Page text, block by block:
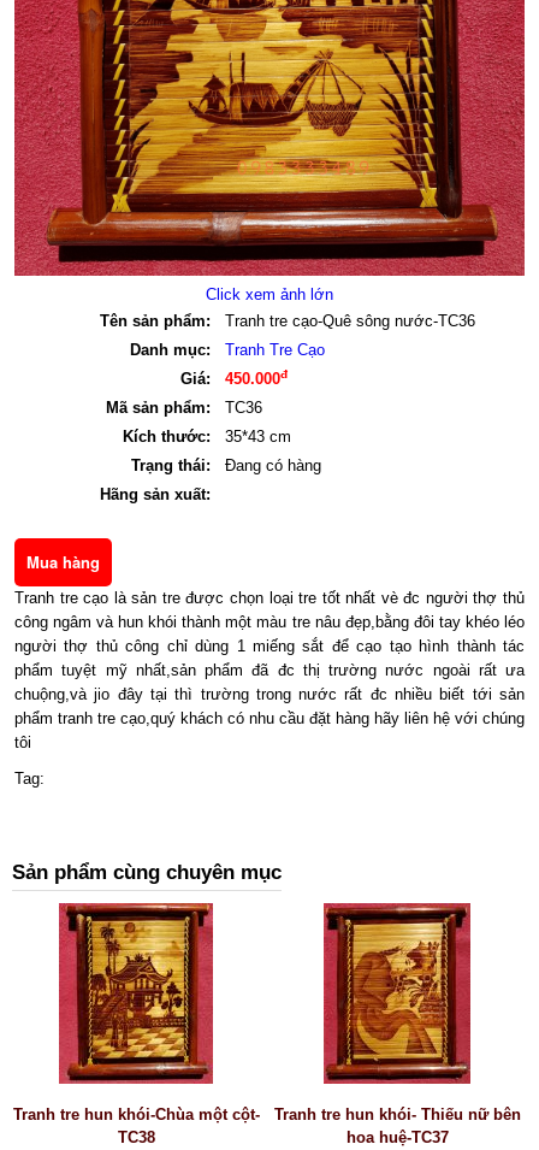
Click xem ảnh lớn
Tên sản phẩm:
Tranh tre cạo-Quê sông nước-TC36
Danh mục:
Tranh Tre Cạo
Giá:
450.000đ
Mã sản phẩm:
TC36
Kích thước:
35*43 cm
Trạng thái:
Đang có hàng
Hãng sản xuất:
Tranh tre cạo là sản tre được chọn loại tre tốt nhất vè đc người thợ thủ
công ngâm và hun khói thành một màu tre nâu đẹp,bằng đôi tay khéo léo
người thợ thủ công chỉ dùng 1 miếng sắt để cạo tạo hình thành tác
phẩm tuyệt mỹ nhất,sản phẩm đã đc thị trường nước ngoài rất ưa
chuộng,và jio đây tại thì trường trong nước rất đc nhiều biết tới sản
phẩm tranh tre cạo,quý khách có nhu cầu đặt hàng hãy liên hệ với chúng
tôi
Tag:
Sản phẩm cùng chuyên mục
Tranh tre hun khói-Chùa một cột-
TC38
Tranh tre hun khói- Thiếu nữ bên
hoa huệ-TC37